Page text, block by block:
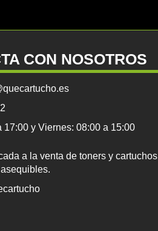
CON NOSOTROS
17:00 y Viernes: 08:00 a 15:00
a la venta de toners y cartuchos